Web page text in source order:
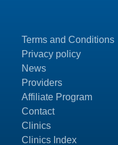
Terms and Conditions
Privacy policy
News
Providers
Affiliate Program
Contact
Clinics
Clinics Index